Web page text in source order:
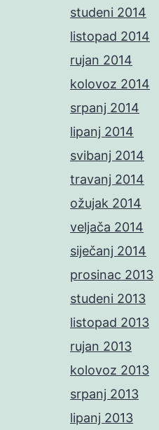
studeni 2014
listopad 2014
rujan 2014
kolovoz 2014
srpanj 2014
lipanj 2014
svibanj 2014
travanj 2014
ožujak 2014
veljača 2014
siječanj 2014
prosinac 2013
studeni 2013
listopad 2013
rujan 2013
kolovoz 2013
srpanj 2013
lipanj 2013